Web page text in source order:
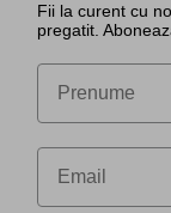
Fii la curent cu
pregatit.